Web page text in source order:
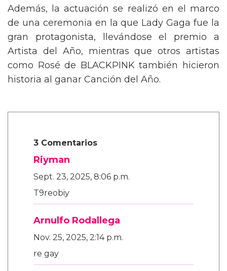
Además, la actuación se realizó en el marco
de una ceremonia en la que Lady Gaga fue la
gran protagonista, llevándose el premio a
Artista del Año, mientras que otros artistas
como Rosé de BLACKPINK también hicieron
historia al ganar Canción del Año.
3 Comentarios
Riyman
Sept. 23, 2025, 8:06 p.m.
T9reobiy
Arnulfo Rodallega
Nov. 25, 2025, 2:14 p.m.
re gay